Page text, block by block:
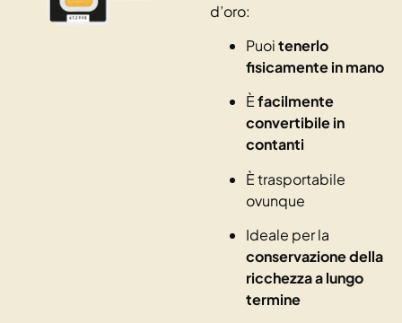
d’oro:
Puoitenerlo
fisicamente in mano
Èfacilmente
convertibile in
contanti
È trasportabile
ovunque
Ideale per la
conservazione della
ricchezza a lungo
termine